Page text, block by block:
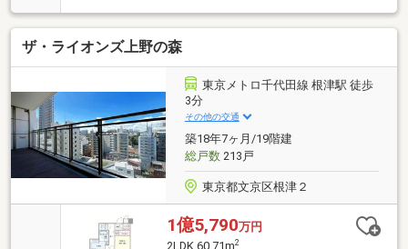
×3LDK×開放的な住まい○全居室に窓があり風通しの良
い住環境○床暖房完備で冬も快適な暮らし○オートロッ
ク・宅配ボックス完備でセキュリティも安心○エレベ
ーター2基設置で朝の忙しい時間も快適に○省エネ適合
物件で環境にも家計にも優しい設計
ザ・ライオンズ上野の森
東京メトロ千代田線 根津駅 徒歩
3分
その他の交通
築18年7ヶ月/19階建
総戸数213戸
東京都文京区根津２
1億5,790万円
2LDK 60.71m2